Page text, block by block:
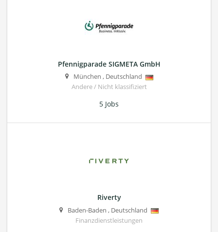
Pfennigparade SIGMETA GmbH
München , Deutschland
Andere / Nicht klassifiziert
5 Jobs
Riverty
Baden-Baden , Deutschland
Finanzdienstleistungen